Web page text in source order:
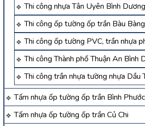
Thi công nhựa Tân Uyên Bình Dương
Thi công ốp tường ốp trần Bàu Bàng
Thi công ốp tường PVC, trần nhựa
Thi công Thành phố Thuận An Bình
Thi công trần nhựa tường nhựa Dầu
Tấm nhựa ốp tường ốp trần Bình Phước
Tấm nhựa ốp tường ốp trần Củ Chi